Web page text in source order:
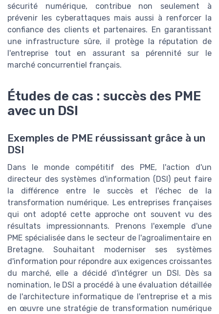
sécurité numérique, contribue non seulement à
prévenir les cyberattaques mais aussi à renforcer la
confiance des clients et partenaires. En garantissant
une infrastructure sûre, il protège la réputation de
l'entreprise tout en assurant sa pérennité sur le
marché concurrentiel français.
Études de cas : succès des PME
avec un DSI
Exemples de PME réussissant grâce à un
DSI
Dans le monde compétitif des PME, l'action d'un
directeur des systèmes d'information (DSI) peut faire
la différence entre le succès et l'échec de la
transformation numérique. Les entreprises françaises
qui ont adopté cette approche ont souvent vu des
résultats impressionnants. Prenons l'exemple d'une
PME spécialisée dans le secteur de l'agroalimentaire en
Bretagne. Souhaitant moderniser ses systèmes
d'information pour répondre aux exigences croissantes
du marché, elle a décidé d'intégrer un DSI. Dès sa
nomination, le DSI a procédé à une évaluation détaillée
de l'architecture informatique de l'entreprise et a mis
en œuvre une stratégie de transformation numérique